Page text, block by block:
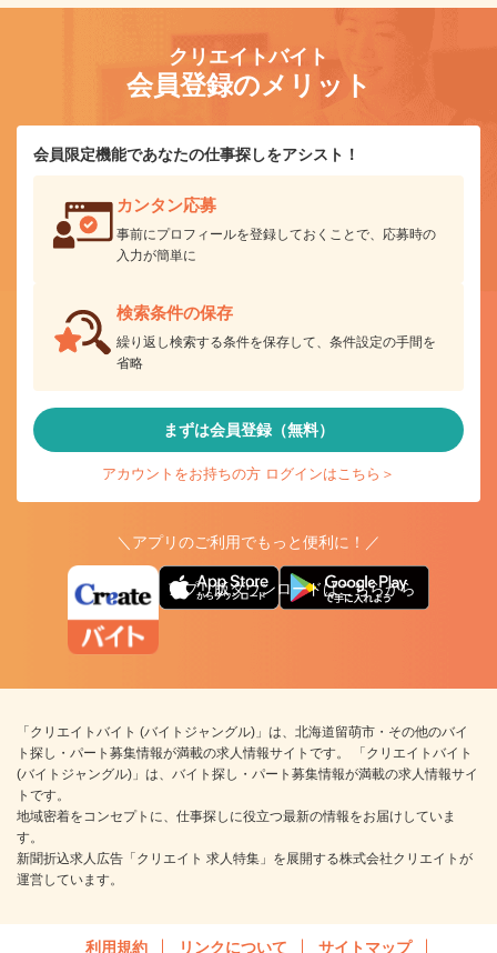
クリエイトバイト
会員登録のメリット
会員限定機能であなたの仕事探しをアシスト！
カンタン応募
事前にプロフィールを登録しておくことで、応募時の
入力が簡単に
検索条件の保存
繰り返し検索する条件を保存して、条件設定の手間を
省略
まずは会員登録（無料）
アカウントをお持ちの方 ログインはこちら＞
＼アプリのご利用でもっと便利に！／
アプリ版ダウンロードはこちらから
「クリエイトバイト (バイトジャングル)」は、北海道留萌市・その他のバイ
ト探し・パート募集情報が満載の求人情報サイトです。 「クリエイトバイト
(バイトジャングル)」は、バイト探し・パート募集情報が満載の求人情報サイ
トです。
地域密着をコンセプトに、仕事探しに役立つ最新の情報をお届けしていま
す。
新聞折込求人広告「クリエイト 求人特集」を展開する株式会社クリエイトが
運営しています。
利用規約 リンクについて サイトマップ